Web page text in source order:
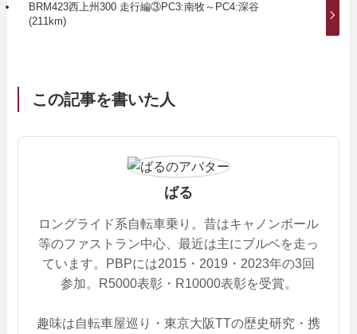
BRM423西上州300 走行編③PC3:南牧～PC4:深谷
(211km)
この記事を書いた人
ばる
ロングライド系自転車乗り。昔はキャノンボール
等のファストラン中心、最近は主にブルベを走っ
ています。PBPには2015・2019・2023年の3回
参加。R5000表彰・R10000表彰を受賞。
趣味は自転車屋巡り・東京大阪TTの歴史研究・携